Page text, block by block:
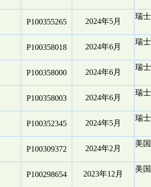
P100355265 2024年5月
瑞
P100358018 2024年6月
瑞
P100358000 2024年6月
瑞
P100358003 2024年6月
瑞
P100352345 2024年5月
瑞
P100309372 2024年2月
美
P100298654 2023年12月
美